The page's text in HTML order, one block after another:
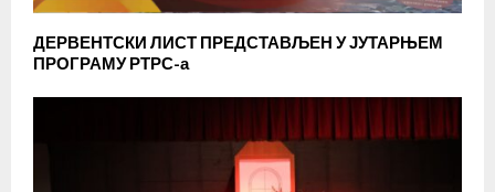
ДЕРВЕНТСКИ ЛИСТ ПРЕДСТАВЉЕН У ЈУТАРЊЕМ
ПРОГРАМУ РТРС-а